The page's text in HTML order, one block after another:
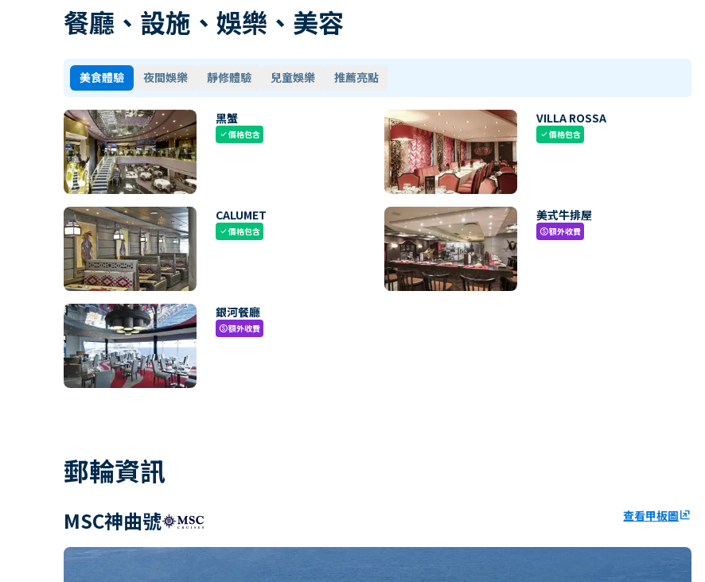
餐廳、設施、娛樂、美容
美食體驗 夜間娛樂 靜修體驗 兒童娛樂 推薦亮點
黑蟹
check價格包含
VILLA ROSSA
check價格包含
CALUMET
check價格包含
美式牛排屋
paid額外收費
銀河餐廳
paid額外收費
郵輪資訊
MSC神曲號 查看甲板圖ungroup